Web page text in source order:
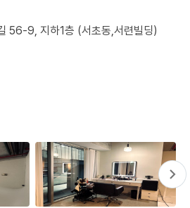
56-9, 지하1층 (서초동,서련빌딩)